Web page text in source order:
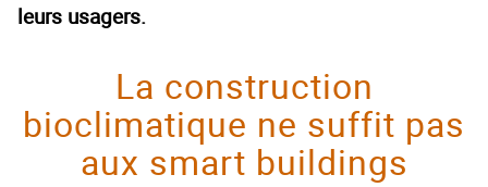
leurs usagers.
La construction
bioclimatique ne suffit pas
aux smart buildings